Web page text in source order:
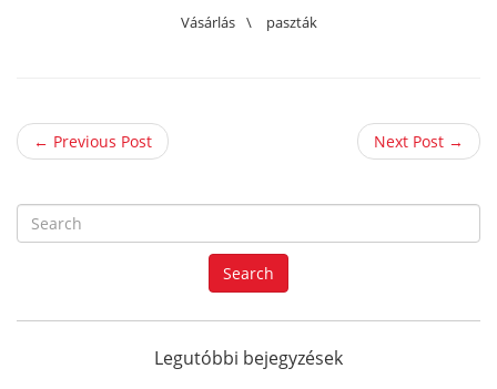
Vásárlás \ paszták
← Previous Post Next Post →
e
a
r
f
Search
Legutóbbi bejegyzések